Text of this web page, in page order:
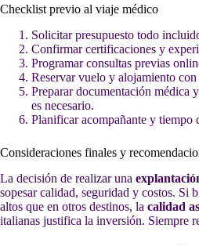
Checklist previo al viaje médico
Solicitar presupuesto todo
Confirmar certificaciones y
Programar consultas previas
Reservar vuelo y alojamiento
Preparar documentación médica
es necesario.
Planificar acompañante y tiempo
Consideraciones finales y
La decisión de realizar una
sopesar calidad, seguridad y costos. Si
altos que en otros destinos, la calidad
italianas justifica la inversión. Siempre